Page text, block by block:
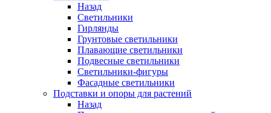
Назад
Светильники
Гирлянды
Грунтовые светильники
Плавающие светильники
Подвесные светильники
Светильники-фигуры
Фасадные светильники
Подставки и опоры для растений
Назад